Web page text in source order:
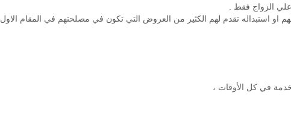
الزواج فقط .
او استبداله تقدم لهم الكثير من العروض التي تكون في مصلحتهم في المقام الاول